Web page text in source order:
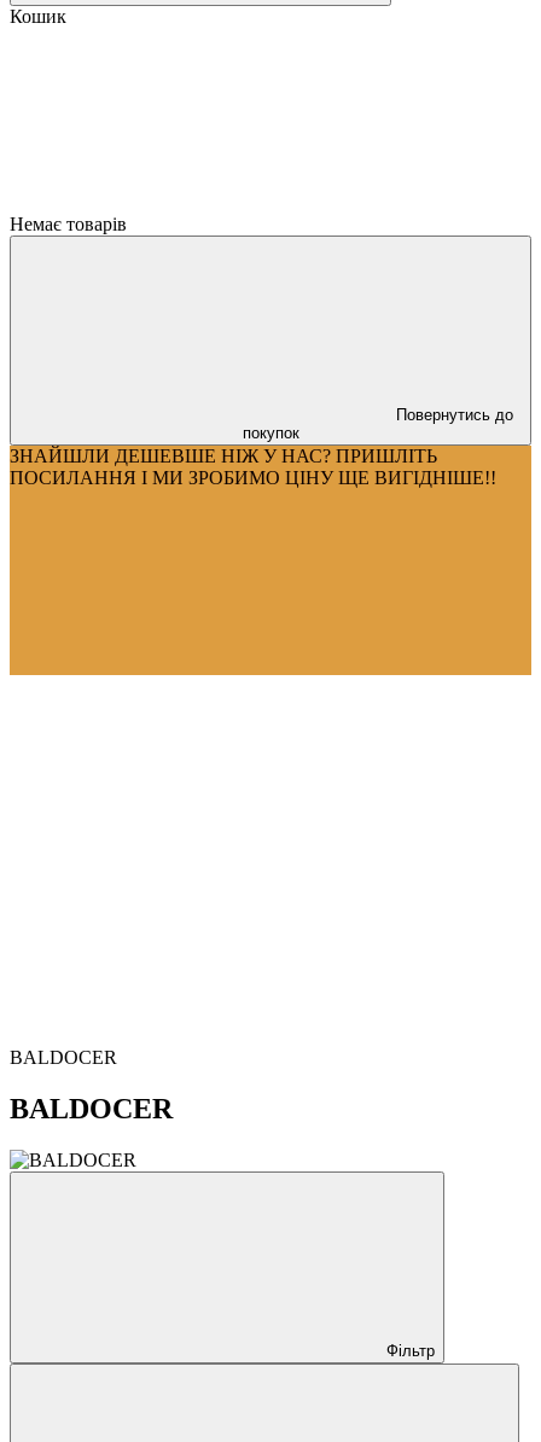
Кошик
Немає товарів
Повернутись до
покупок
ЗНАЙШЛИ ДЕШЕВШЕ НІЖ У НАС? ПРИШЛІТЬ
ПОСИЛАННЯ І МИ ЗРОБИМО ЦІНУ ЩЕ ВИГІДНІШЕ!!
BALDOCER
BALDOCER
Фільтр